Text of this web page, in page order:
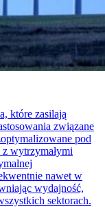
które zasilają
związane
pod
wytrzymałymi
nawet w
wydajność,
sektorach.